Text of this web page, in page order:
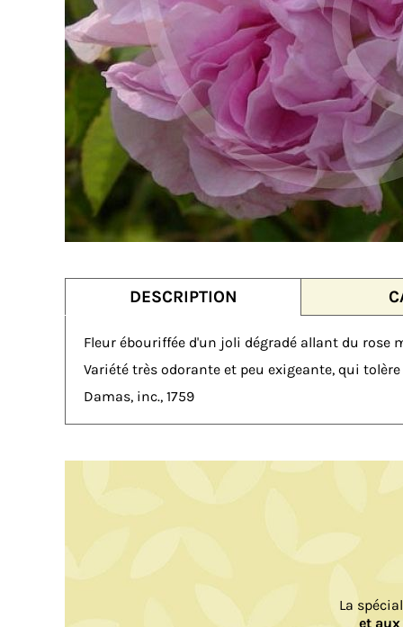
DESCRIPTION
Fleur ébouriffée d'un joli dégradé allant du rose
Variété très odorante et peu exigeante, qui
Damas, inc., 1759
La
et